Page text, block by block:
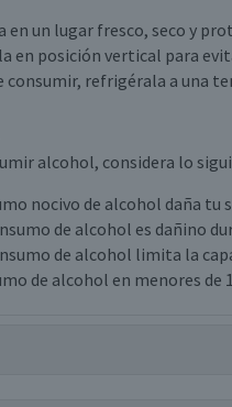
en un lugar fresco, seco y
en posición vertical para
consumir, refrigérala a una
alcohol, considera lo
nocivo de alcohol daña tu
de alcohol es dañino
de alcohol limita la
de alcohol en menores de